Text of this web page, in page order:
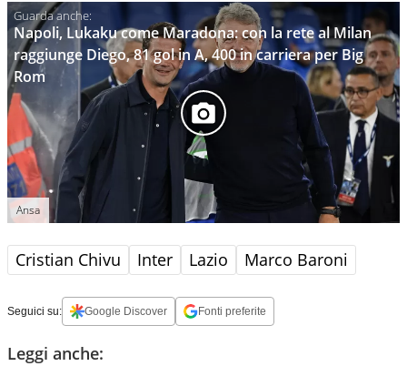
Napoli, Lukaku come Maradona: con la rete al Milan
raggiunge Diego, 81 gol in A, 400 in carriera per Big
Rom
Ansa
Cristian Chivu Inter Lazio Marco Baroni
Seguici su: Google Discover Fonti preferite
Leggi anche: